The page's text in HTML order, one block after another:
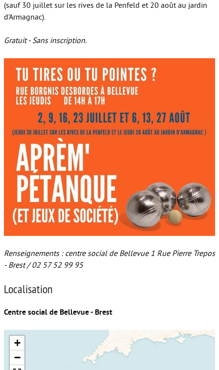
(sauf 30 juillet sur les rives de la Penfeld et 20 août au jardin
d’Armagnac).
Gratuit - Sans inscription.
Renseignements : centre social de Bellevue 1 Rue Pierre Trepos
- Brest / 02 57 52 99 95
Localisation
Centre social de Bellevue - Brest
+
−